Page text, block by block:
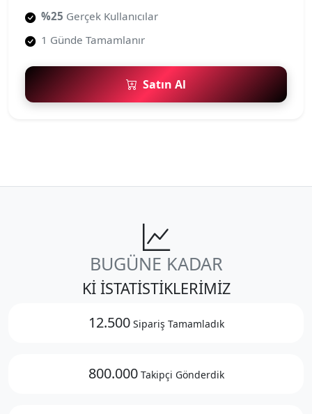
%25 Gerçek Kullanıcılar
1 Günde Tamamlanır
Satın Al
BUGÜNE KADAR
Kİ İSTATİSTİKLERİMİZ
12.500 Sipariş Tamamladık
800.000 Takipçi Gönderdik